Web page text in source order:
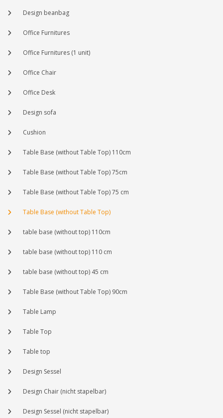
Design beanbag
Office Furnitures
Office Furnitures (1 unit)
Office Chair
Office Desk
Design sofa
Cushion
Table Base (without Table Top) 110cm
Table Base (without Table Top) 75cm
Table Base (without Table Top) 75 cm
Table Base (without Table Top)
table base (without top) 110cm
table base (without top) 110 cm
table base (without top) 45 cm
Table Base (without Table Top) 90cm
Table Lamp
Table Top
Table top
Design Sessel
Design Chair (nicht stapelbar)
Design Sessel (nicht stapelbar)